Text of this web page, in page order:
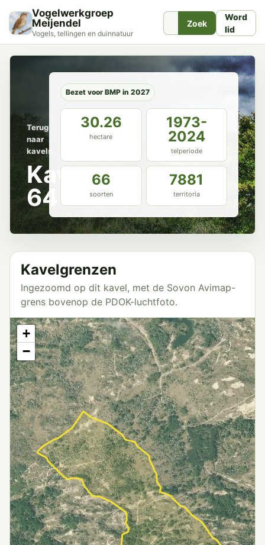
Vogelwerkgroep
Meijendel
Vogels, tellingen en duinnatuur
Zoek
Word
lid
Terug
naar
kavels
Kavel
64
Bezet voor BMP in 2027
30.26
hectare
1973-
2024
telperiode
66
soorten
7881
territoria
Kavelgrenzen
Ingezoomd op dit kavel, met de Sovon Avimap-
grens bovenop de PDOK-luchtfoto.
+
−